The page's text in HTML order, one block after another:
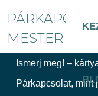
MESTER
Ismerj meg! –
Párkapcsolat, mint